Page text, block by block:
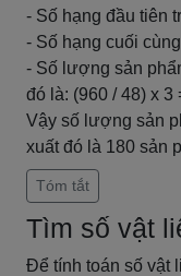
- Số hạng đầu tiên
- Số hạng cuối
- Số lượng sản
đó là: (960 / 48) x 3
Vậy số lượng sản
xuất đó là 180 sản
Tóm tắt
Tìm số vật
Để tính toán số vật